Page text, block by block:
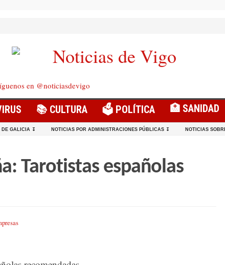
en @noticiasdevigo
📚 CULTURA 🗳️ POLÍTICA 🏥 SANIDAD
DE GALICIA ↧ NOTICIAS POR ADMINISTRACIONES PÚBLICAS ↧ NOTICIAS
Tarotistas españolas